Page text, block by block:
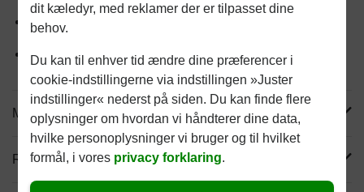
dit kæledyr, med reklamer der er tilpasset dine
behov.
Du kan til enhver tid ændre dine præferencer i
cookie-indstillingerne via indstillingen »Juster
indstillinger« nederst på siden. Du kan finde flere
oplysninger om hvordan vi håndterer dine data,
hvilke personoplysninger vi bruger og til hvilket
formål, i vores privacy forklaring.
Smagfuldt foder med høj accept
Understøtter immunforsvaret
Mere info
Reviews